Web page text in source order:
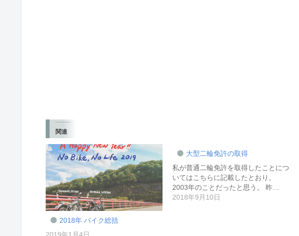
関連
2018年 バイク総括
大型二輪免許の取得
私が普通二輪免許を取得したことにつ
いてはこちらに記載したとおり。
2003年のことだったと思う。 昨…
2018年9月10日